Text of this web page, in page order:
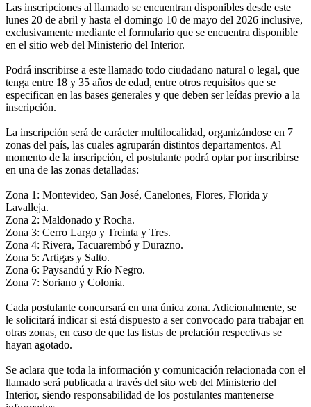
Las inscripciones al llamado se encuentran disponibles desde este
lunes 20 de abril y hasta el domingo 10 de mayo del 2026 inclusive,
exclusivamente mediante el formulario que se encuentra disponible
en el sitio web del Ministerio del Interior.
Podrá inscribirse a este llamado todo ciudadano natural o legal, que
tenga entre 18 y 35 años de edad, entre otros requisitos que se
especifican en las bases generales y que deben ser leídas previo a la
inscripción.
La inscripción será de carácter multilocalidad, organizándose en 7
zonas del país, las cuales agruparán distintos departamentos. Al
momento de la inscripción, el postulante podrá optar por inscribirse
en una de las zonas detalladas:
Zona 1: Montevideo, San José, Canelones, Flores, Florida y
Lavalleja.
Zona 2: Maldonado y Rocha.
Zona 3: Cerro Largo y Treinta y Tres.
Zona 4: Rivera, Tacuarembó y Durazno.
Zona 5: Artigas y Salto.
Zona 6: Paysandú y Río Negro.
Zona 7: Soriano y Colonia.
Cada postulante concursará en una única zona. Adicionalmente, se
le solicitará indicar si está dispuesto a ser convocado para trabajar en
otras zonas, en caso de que las listas de prelación respectivas se
hayan agotado.
Se aclara que toda la información y comunicación relacionada con el
llamado será publicada a través del sito web del Ministerio del
Interior, siendo responsabilidad de los postulantes mantenerse